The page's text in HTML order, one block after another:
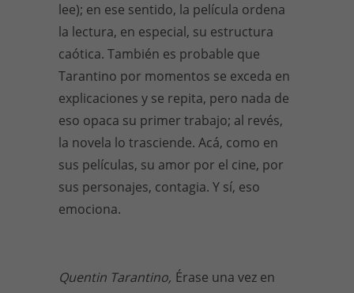
lee); en ese sentido, la película ordena
la lectura, en especial, su estructura
caótica. También es probable que
Tarantino por momentos se exceda en
explicaciones y se repita, pero nada de
eso opaca su primer trabajo; al revés,
la novela lo trasciende. Acá, como en
sus películas, su amor por el cine, por
sus personajes, contagia. Y sí, eso
emociona.
Quentin Tarantino, Érase una vez en